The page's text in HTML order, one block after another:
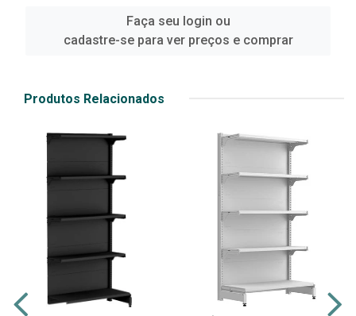
Faça seu login ou
cadastre-se para ver preços e comprar
Produtos Relacionados